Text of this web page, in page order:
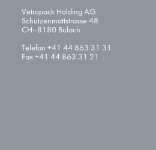
Vetropack Holding AG
Schützenmattstrasse 48
CH–8180 Bülach
Telefon +41 44 863 31 31
Fax +41 44 863 31 21